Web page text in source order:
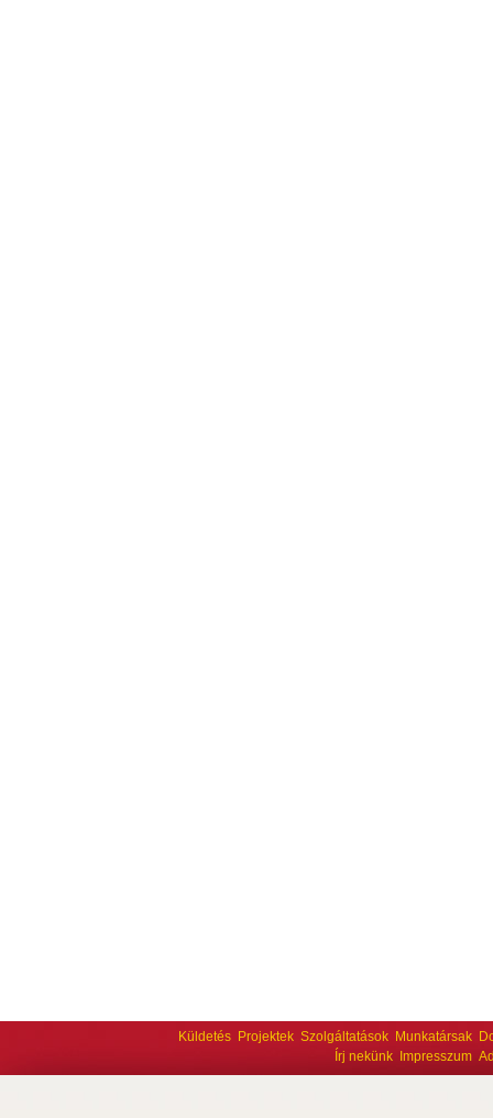
Küldetés Projektek Szolgáltatások Munkatársak
Írj nekünk
Impresszum